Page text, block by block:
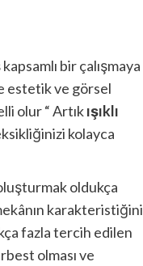
bir çalışmaya
estetik ve görsel
olur “ Artıkışıklı
kolayca
oldukça
karakteristiğini
fazla tercih edilen
olması ve